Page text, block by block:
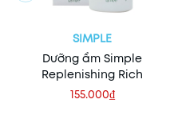
SIMPLE
Dưỡng ẩm Simple
Replenishing Rich
155.000₫